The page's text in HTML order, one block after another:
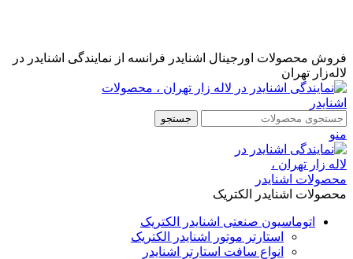
فروش محصولات اورجینال اشنایدر فرانسه از نمایندگی اشنایدر در
لاله‌زار تهران
جستجو
منو
محصولات اشنایدر الکتریک
اتوماسیون صنعتی اشنایدر الکتریک
استارتر موتور اشنایدر الکتریک
انواع سافت استارتر اشنایدر